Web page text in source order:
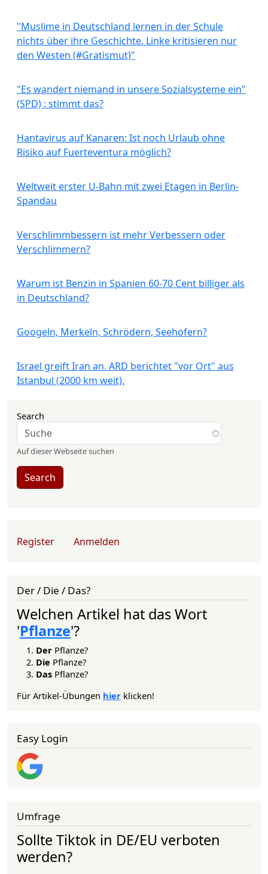
"Muslime in Deutschland lernen in der Schule
nichts über ihre Geschichte. Linke kritisieren nur
den Westen (#Gratismut)"
"Es wandert niemand in unsere Sozialsysteme ein"
(SPD) : stimmt das?
Hantavirus auf Kanaren: Ist noch Urlaub ohne
Risiko auf Fuerteventura möglich?
Weltweit erster U-Bahn mit zwei Etagen in Berlin-
Spandau
Verschlimmbessern ist mehr Verbessern oder
Verschlimmern?
Warum ist Benzin in Spanien 60-70 Cent billiger als
in Deutschland?
Googeln, Merkeln, Schrödern, Seehofern?
Israel greift Iran an. ARD berichtet "vor Ort" aus
Istanbul (2000 km weit).
Search
Auf dieser Webseite suchen
Search
User account menu
Register Anmelden
Der / Die / Das?
Welchen Artikel hat das Wort
'Pflanze'?
Der Pflanze?
Die Pflanze?
Das Pflanze?
Für Artikel-Übungen hier klicken!
Easy Login
Umfrage
Sollte Tiktok in DE/EU verboten
werden?